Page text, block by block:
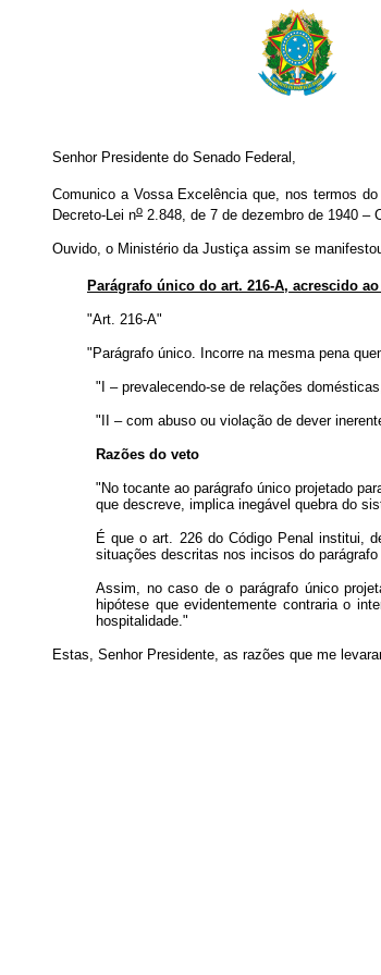
Senhor Presidente do Senado Federal,
Comunico a Vossa Excelência que, nos termos do
Decreto-Lei no 2.848, de 7 de dezembro de 1940 –
Ouvido, o Ministério da Justiça assim se
Parágrafo único do art. 216-A, acrescido
"Art. 216-A"
"Parágrafo único. Incorre na mesma pena
"I – prevalecendo-se de relações
"II – com abuso ou violação de dever
Razões do veto
"No tocante ao parágrafo único projetado
que descreve, implica inegável quebra do
É que o art. 226 do Código Penal institui,
situações descritas nos incisos do
Assim, no caso de o parágrafo único
hipótese que evidentemente contraria o
hospitalidade."
Estas, Senhor Presidente, as razões que me